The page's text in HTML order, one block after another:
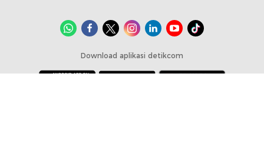
Download aplikasi detikcom